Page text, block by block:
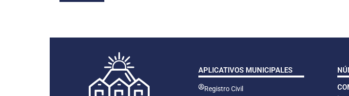
APLICATIVOS MUNICIPALES
Registro Civil